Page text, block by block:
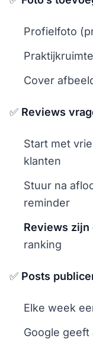
Profielfoto
Cover
✅ Reviews
Start met
klanten
Stuur na
reminder
Reviews zijn
ranking
✅ Posts
Elke week
Google